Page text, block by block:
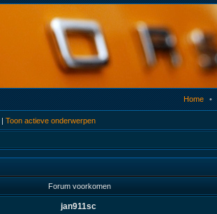
Home •
| Toon actieve onderwerpen
Forum voorkomen
jan911sc